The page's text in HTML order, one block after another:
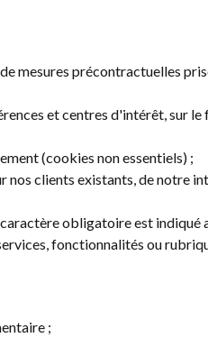
mesures précontractuelles
et centres d'intérêt, sur
(cookies non essentiels) ;
clients existants, de notre
obligatoire est indiqué
fonctionnalités ou
;